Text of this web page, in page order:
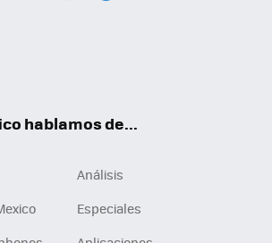
hablamos de...
Análisis
Especiales